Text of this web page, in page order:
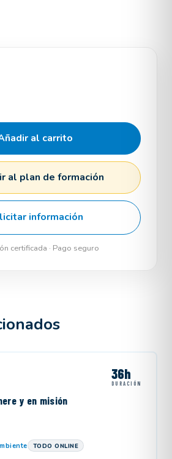
al carrito
al plan de formación
información
certificada · Pago seguro
36h
DURACIÓN
y en misión
TODO ONLINE